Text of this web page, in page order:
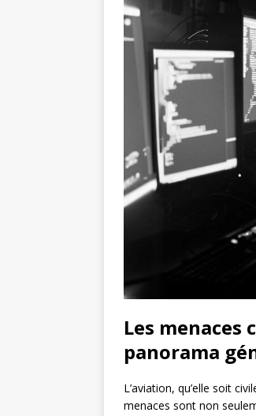
Les menaces
panorama
L’aviation, qu’elle soit
menaces sont non